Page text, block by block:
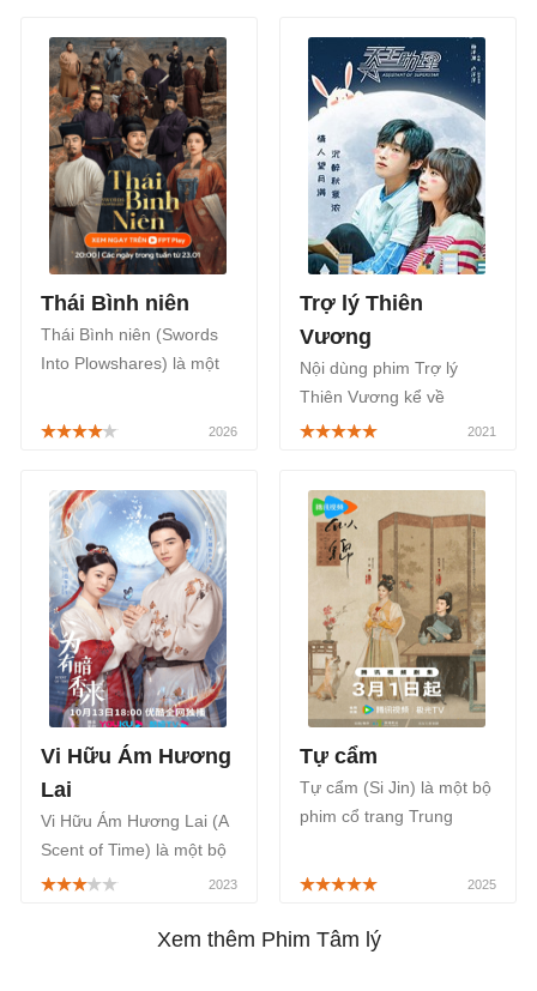
sự mất tích của những
đứa con vào một đêm nọ.
năm 2024, phát sóng trên
Netflix từ 23/4.
Thái Bình niên
Thái Bình niên (Swords
Into Plowshares) là một
Quốc thuộc thể loại tâm
đầy biến động từ cuối
thời Ngũ Đại Thập Quốc
đến đầu thời Bắc Tống,
phát sóng chính thức trên
FPT Play, TV360 bắt đầu
từ ngày 23/01/2026.
Trợ lý Thiên
Vương
Nội dùng phim Trợ lý
Thiên Vương kể về
chuyên tình của Uất Trì
Hi là một siêu sao nổi
tiếng, 2 người tình cờ gặp
nhau do Do Hi muốn tìm
một gia sư riêng để nâng
cao trình độ bản thân.
Vi Hữu Ám Hương
Lai
Vi Hữu Ám Hương Lai (A
Scent of Time) là một bộ
phim cổ trang Trung
chuyện tình cảm của hai
Tự cẩm
Tự cẩm (Si Jin) là một bộ
phim cổ trang Trung
lý, tình cảm do Cảnh
đóng chính, được phát
Xem thêm Phim Tâm lý